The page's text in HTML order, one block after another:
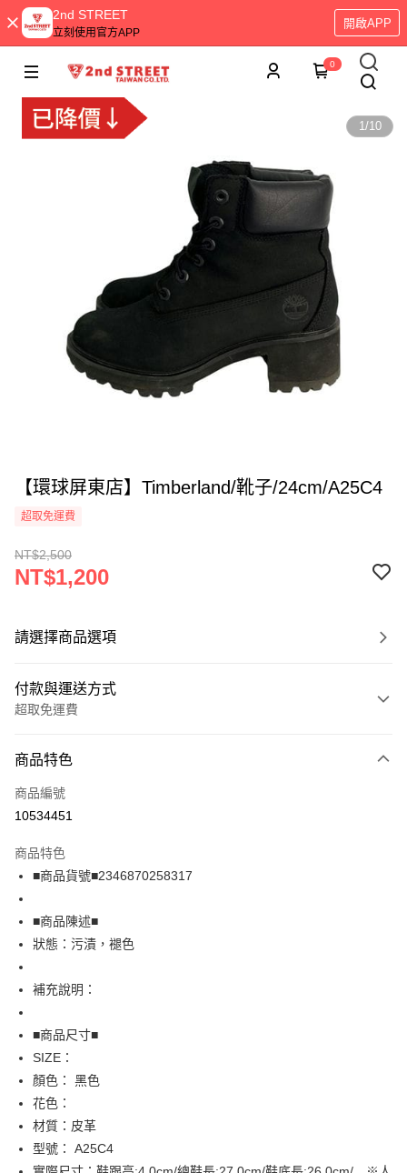
2nd STREET
立刻使用官方APP
開啟APP
0
1/10
【環球屏東店】Timberland/靴子/24cm/A25C4
超取免運費
NT$2,500
NT$1,200
請選擇商品選項
付款與運送方式
超取免運費
信用卡一次付款
超商取貨付款
Apple Pay
街口支付
悠遊付
全盈+PAY
相關說明
AFTEE先享後付是「在收到商品之後才付款」的支付方式。 讓您購物簡單
便利好安心！
１．簡單：不需註冊會員、不需綁卡、不需儲值。
２．便利：只要手機號碼，簡訊認證，即可結帳。
３．安心：先確認商品／服務後，再付款。
【「AFTEE先享後付」結帳流程】
運送方式
全家取貨付款
免運費
商品特色
商品編號
10534451
商品特色
■商品貨號■2346870258317
■商品陳述■
狀態：污漬，褪色
補充說明：
■商品尺寸■
SIZE：
顏色： 黑色
花色：
材質：皮革
型號： A25C4